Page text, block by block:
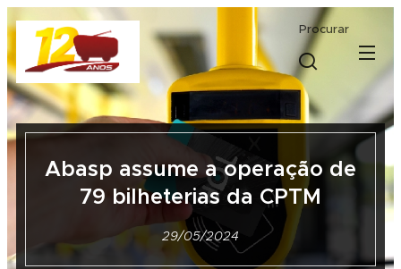
Procurar
Abasp assume a operação de
79 bilheterias da CPTM
29/05/2024